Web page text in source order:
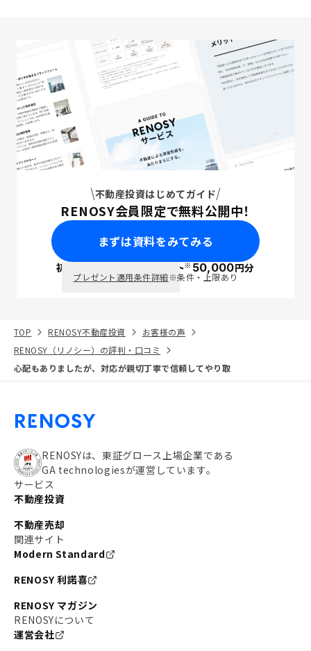
不動産投資はじめてガイド
RENOSY会員限定で無料公開中！
まずは資料をみてみる
初回面談で ポイント※50,000円分
プレゼント適用条件詳細※条件・上限あり
TOP RENOSY不動産投資
お客様の声
RENOSY（リノシー）の評判・口コミ
心配もありましたが、対応が親切丁寧で信頼してやり取
RENOSYは、東証グロース上場企業である
GA technologiesが運営しています。
サービス
不動産投資
不動産売却
関連サイト
Modern Standard
RENOSY 利諾喜
RENOSY マガジン
RENOSYについて
運営会社